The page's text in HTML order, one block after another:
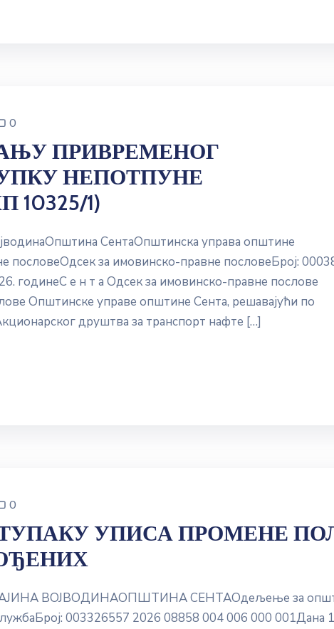
0
ПРИВРЕМЕНОГ
НЕПОТПУНЕ
1)
СентаОпштинска управа општине
пословеОдсек за имовинско-правне пословеБрој:
годинеС е н т а Одсек за имовинско-правне послове
Општинске управе општине Сента, решавајући по
друштва за транспорт нафте […]
0
УПИСА ПРОМЕНЕ
ВОЈВОДИНАОПШТИНА СЕНТАОдељење за
003326557 2026 08858 004 006 000 001Дана